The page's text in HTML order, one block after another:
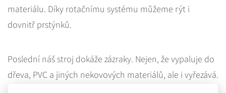
materiálu. Díky rotačnímu systému můžeme rýt i
dovnitř prstýnků.
Poslední náš stroj dokáže zázraky. Nejen, že vypaluje do
dřeva, PVC a jiných nekovových materiálů, ale i vyřezává.